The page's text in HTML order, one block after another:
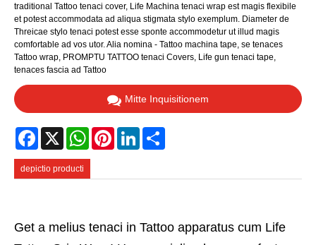
traditional Tattoo tenaci cover, Life Machina tenaci wrap est magis flexibile
et potest accommodata ad aliqua stigmata stylo exemplum. Diameter de
Threicae stylo tenaci potest esse sponte accommodetur ut illud magis
comfortable ad vos utor. Alia nomina - Tattoo machina tape, se tenaces
Tattoo wrap, PROMPTU TATTOO tenaci Covers, Life gun tenaci tape,
tenaces fascia ad Tattoo
Mitte Inquisitionem
Facebook WhatsAppPinterestLinkedIn
depictio producti
Get a melius tenaci in Tattoo apparatus cum Life